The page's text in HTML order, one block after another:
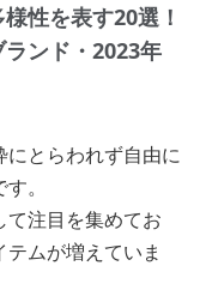
性を表す20選！
ンド・2023年
にとらわれず自由に
。
て注目を集めてお
ムが増えていま